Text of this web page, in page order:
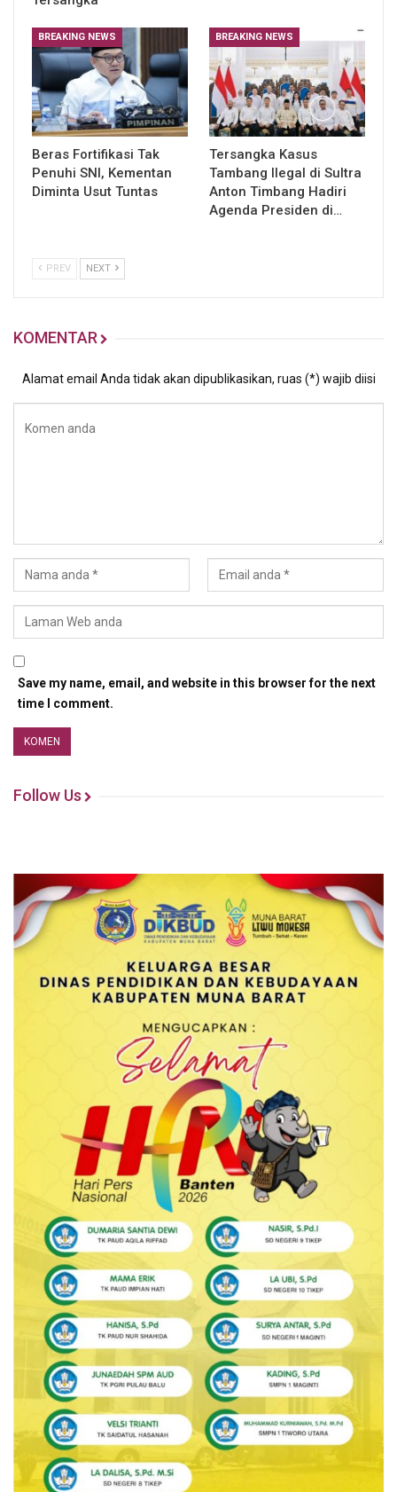
BREAKING NEWS
Beras Fortifikasi Tak
Penuhi SNI, Kementan
Diminta Usut Tuntas
BREAKING NEWS
Tersangka Kasus
Tambang Ilegal di Sultra
Anton Timbang Hadiri
Agenda Presiden di…
PREV NEXT
KOMENTAR
Alamat email Anda tidak akan dipublikasikan, ruas (*) wajib diisi
Save my name, email, and website in this browser for the next
time I comment.
Follow Us